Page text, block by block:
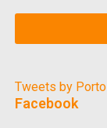
Tweets by
Facebook